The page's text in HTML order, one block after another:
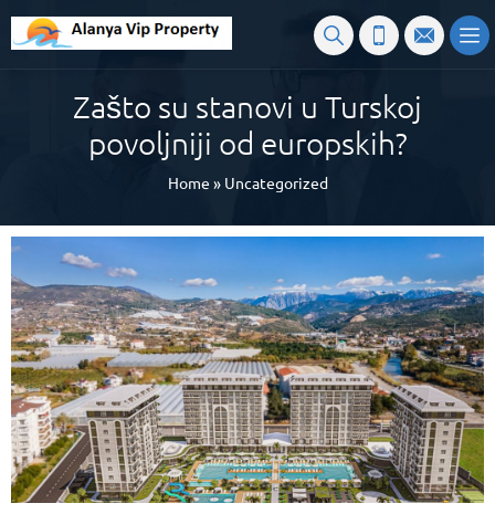
Zašto su stanovi u Turskoj
povoljniji od europskih?
Home » Uncategorized